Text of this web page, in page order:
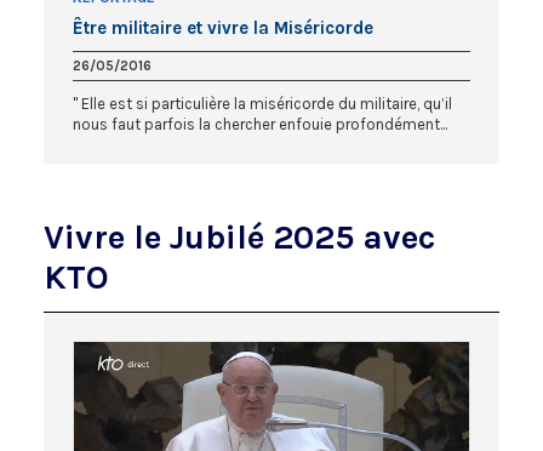
Être militaire et vivre la Miséricorde
26/05/2016
" Elle est si particulière la miséricorde du militaire, qu’il
nous faut parfois la chercher enfouie profondément...
Vivre le Jubilé 2025 avec
KTO